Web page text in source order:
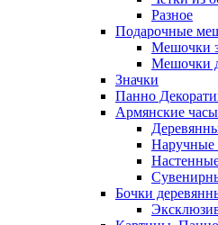
Разное
Подарочные
Мешочки
Мешочки
Значки
Панно
Армянские часы
Наручные
Бочки